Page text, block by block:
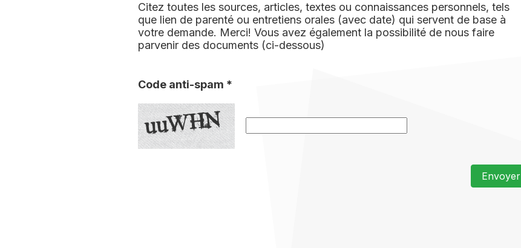
Citez toutes les sources, articles, textes ou connaissances personnels, tels
que lien de parenté ou entretiens orales (avec date) qui servent de base à
votre demande. Merci! Vous avez également la possibilité de nous faire
parvenir des documents (ci-dessous)
Code anti-spam *
Envoyer